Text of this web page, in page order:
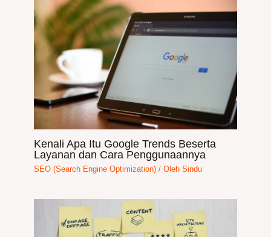
Kenali Apa Itu Google Trends Beserta
Layanan dan Cara Penggunaannya
SEO (Search Engine Optimization) / OlehSindu